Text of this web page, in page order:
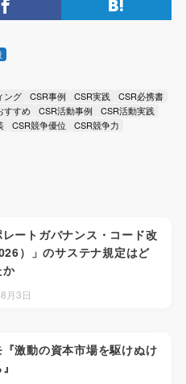
ング CSR事例 CSR実践
CSR必携書
すすめ CSR活動事例
CSR活動実践
CSR競争優位
CSR競争力
レートガバナンス・コード改
）」のサステナ規定はど
か
月3日
激動の資本市場を駆けぬけ